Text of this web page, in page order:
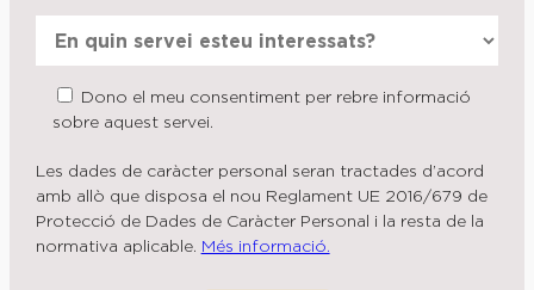
Dono el meu consentiment per rebre informació
sobre aquest servei.
Les dades de caràcter personal seran tractades d’acord
amb allò que disposa el nou Reglament UE 2016/679 de
Protecció de Dades de Caràcter Personal i la resta de la
normativa aplicable. Més informació.